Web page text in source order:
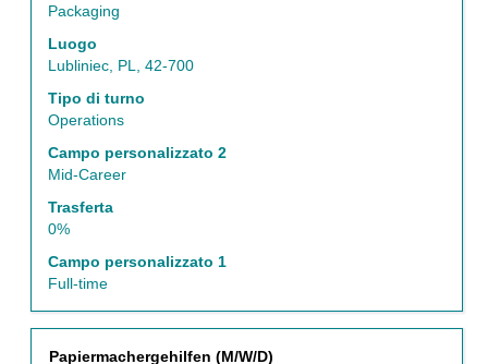
Packaging
Luogo
Lubliniec, PL, 42-700
Tipo di turno
Operations
Campo personalizzato 2
Mid-Career
Trasferta
0%
Campo personalizzato 1
Full-time
barra
per
visualizzare
i
contenuti
delle
informazioni
lavoro.
Titolo
Papiermachergehilfen (M/W/D)
Effettuare